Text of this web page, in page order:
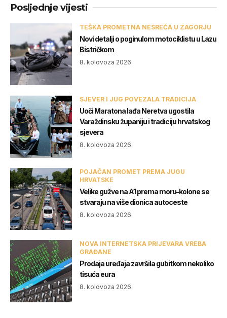
Posljednje vijesti
TEŠKA PROMETNA NESREĆA U ZAGORJU
Novi detalji o poginulom motociklistu u Lazu
Bistričkom
8. kolovoza 2026.
SJEVER I JUG POVEZALA TRADICIJA
Uoči Maratona lađa Neretva ugostila
Varaždinsku županiju i tradiciju hrvatskog
sjevera
8. kolovoza 2026.
POJAČAN PROMET PREMA JUGU
HRVATSKE
Velike gužve na A1 prema moru-kolone se
stvaraju na više dionica autoceste
8. kolovoza 2026.
NOVA INTERNETSKA PRIJEVARA VREBA
GRAĐANE
Prodaja uređaja završila gubitkom nekoliko
tisuća eura
8. kolovoza 2026.